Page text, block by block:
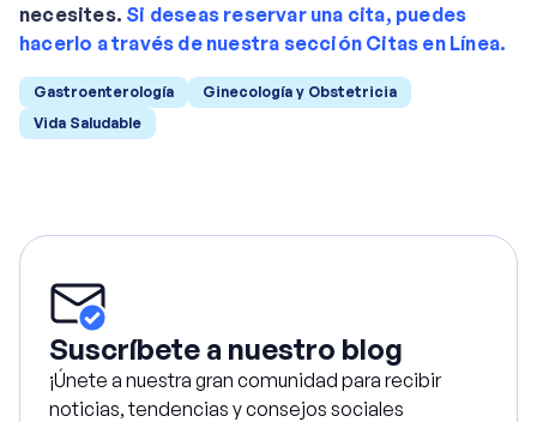
necesites. Si deseas reservar una cita, puedes
hacerlo a través de nuestra sección Citas en Línea.
Gastroenterología
Ginecología y Obstetricia
Vida Saludable
Suscríbete a nuestro blog
¡Únete a nuestra gran comunidad para recibir
noticias, tendencias y consejos sociales